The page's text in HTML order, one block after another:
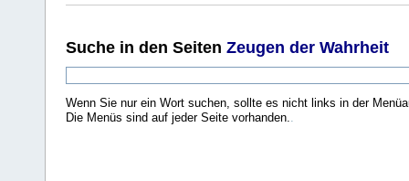
Suche in den Seiten Zeugen der Wahrheit
Wenn Sie nur ein Wort suchen, sollte es nicht links in der
Die Menüs sind auf jeder Seite vorhanden.